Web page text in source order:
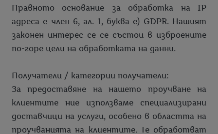
Правното основание за обработка на IP
адреса е член 6, ал. 1, буква е) GDPR. Нашият
законен интерес се се състои в изброените
по-горе цели на обработката на данни.
Получатели / категории получатели:
За предоставяне на нашето проучване на
клиентите ние използваме специализирани
доставчици на услуги, особено в областта на
проучванията на клиентите. Те обработват